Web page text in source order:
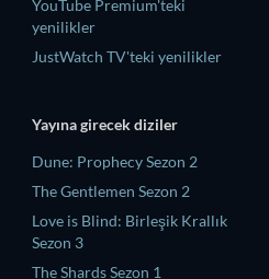
YouTube Premium'teki
yenilikler
JustWatch TV'teki yenilikler
Yayına girecek diziler
Dune: Prophecy Sezon 2
The Gentlemen Sezon 2
Love is Blind: Birleşik Krallık
Sezon 3
The Shards Sezon 1